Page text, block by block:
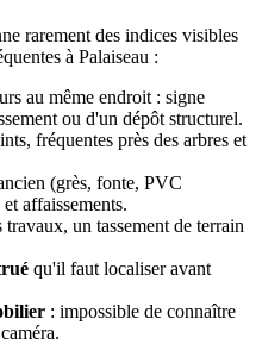
rarement des indices visibles
à Palaiseau :
au même endroit : signe
ou d'un dépôt structurel.
fréquentes près des arbres et
(grès, fonte, PVC
affaissements.
travaux, un tassement de terrain
qu'il faut localiser avant
: impossible de connaître